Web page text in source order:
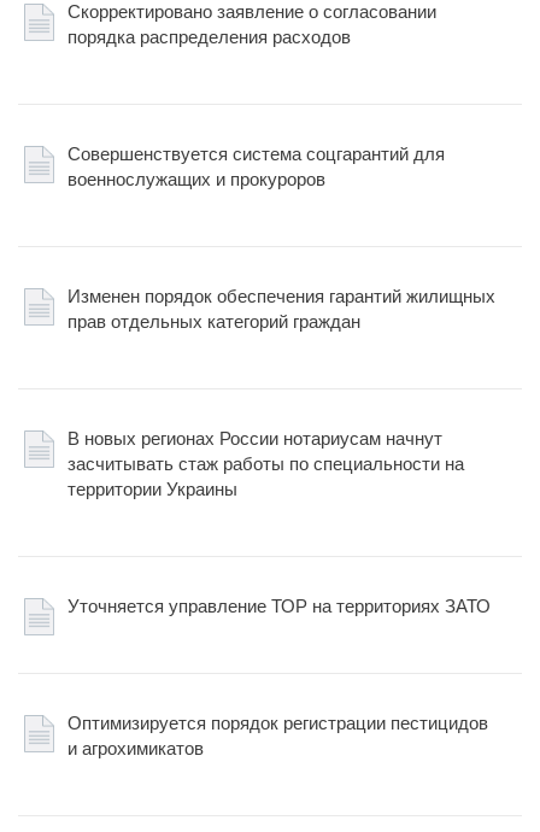
Скорректировано заявление о согласовании
порядка распределения расходов
Совершенствуется система соцгарантий для
военнослужащих и прокуроров
Изменен порядок обеспечения гарантий жилищных
прав отдельных категорий граждан
В новых регионах России нотариусам начнут
засчитывать стаж работы по специальности на
территории Украины
Уточняется управление ТОР на территориях ЗАТО
Оптимизируется порядок регистрации пестицидов
и агрохимикатов